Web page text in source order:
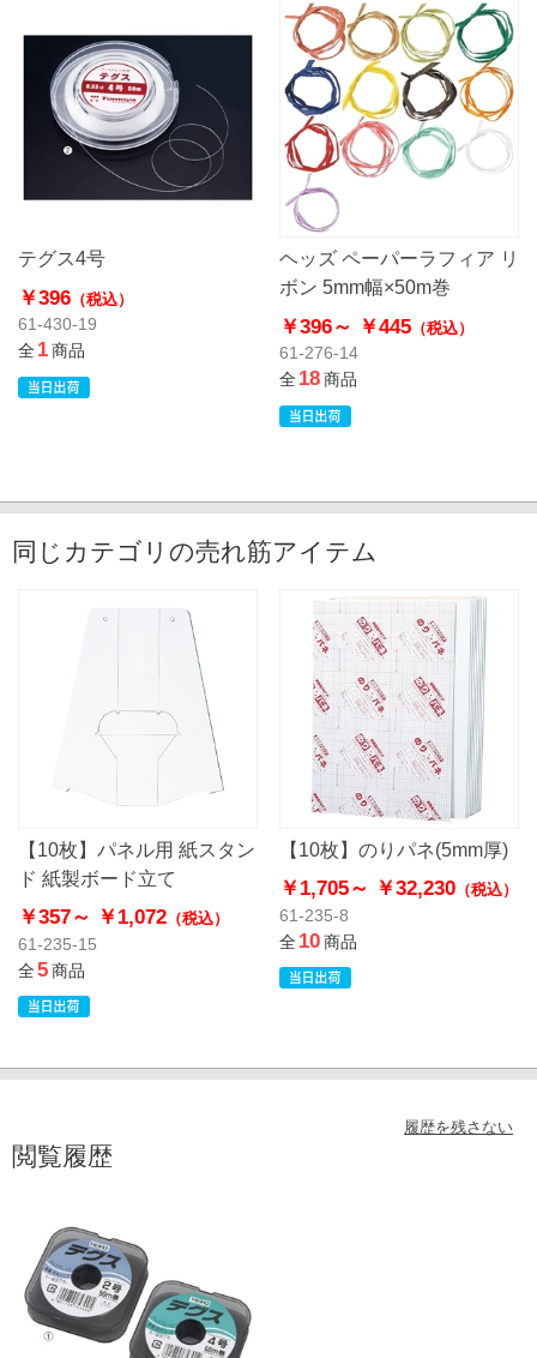
テグス4号
￥396 （税込）
61-430-19
全1商品
ヘッズ ペーパーラフィア リ
ボン 5mm幅×50m巻
￥396～ ￥445（税込）
61-276-14
全18商品
同じカテゴリの売れ筋アイテム
【10枚】パネル用 紙スタン
ド 紙製ボード立て
￥357～ ￥1,072 （税込）
61-235-15
全5商品
【10枚】のりパネ(5mm厚)
￥1,705～ ￥32,230（税込）
61-235-8
全10商品
履歴を残さない
閲覧履歴